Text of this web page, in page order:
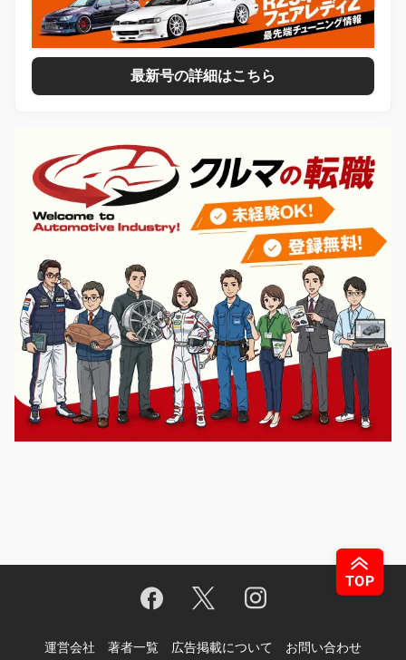
最新号の詳細はこちら
運営会社 著者一覧 広告掲載について お問い合わせ